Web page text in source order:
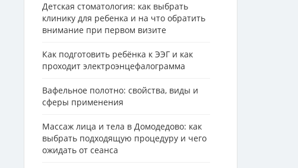
Детская стоматология: как выбрать
клинику для ребенка и на что обратить
внимание при первом визите
Как подготовить ребёнка к ЭЭГ и как
проходит электроэнцефалограмма
Вафельное полотно: свойства, виды и
сферы применения
Массаж лица и тела в Домодедово: как
выбрать подходящую процедуру и чего
ожидать от сеанса